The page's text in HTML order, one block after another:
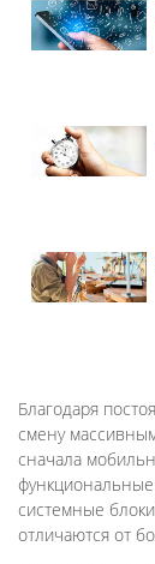
Благодаря
смену
сначала
системные
отличаются от